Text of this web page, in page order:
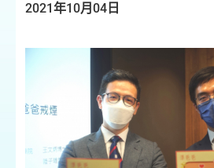
2021年10月04日